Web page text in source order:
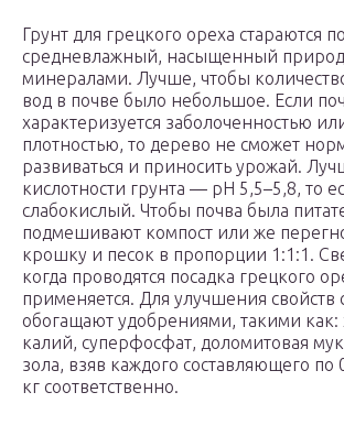
Грунт для грецкого ореха стараются
средневлажный, насыщенный
минералами. Лучше, чтобы
вод в почве было небольшое. Если
характеризуется заболоченностью
плотностью, то дерево не сможет
развиваться и приносить урожай.
кислотности грунта — pH 5,5–5,8, то
слабокислый. Чтобы почва была
подмешивают компост или же
крошку и песок в пропорции 1:1:1.
когда проводятся посадка грецкого
применяется. Для улучшения свойств
обогащают удобрениями, такими как:
калий, суперфосфат, доломитовая
зола, взяв каждого составляющего по
кг соответственно.